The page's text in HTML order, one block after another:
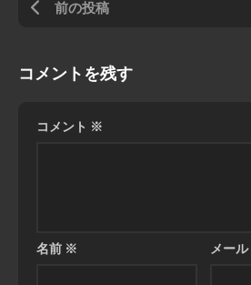
前の投稿
コメントを残す
コメント ※
名前 ※ メール